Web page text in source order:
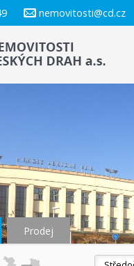
nemovitosti@cd.cz
Prodej